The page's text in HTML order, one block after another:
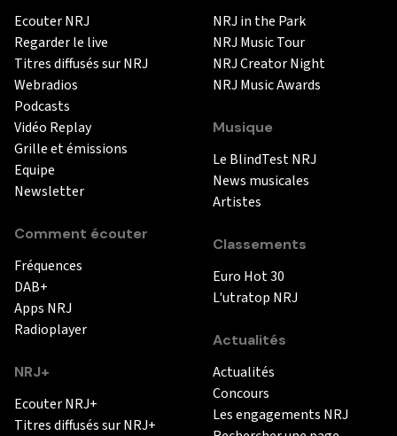
Ecouter NRJ
Regarder le live
Titres diffusés sur NRJ
Webradios
Podcasts
Vidéo Replay
Grille et émissions
Equipe
Newsletter
Comment écouter
Fréquences
DAB+
Apps NRJ
Radioplayer
NRJ+
Ecouter NRJ+
Titres diffusés sur NRJ+
NRJ in the Park
NRJ Music Tour
NRJ Creator Night
NRJ Music Awards
Musique
Le BlindTest NRJ
News musicales
Artistes
Classements
Euro Hot 30
L'utratop NRJ
Actualités
Actualités
Concours
Les engagements NRJ